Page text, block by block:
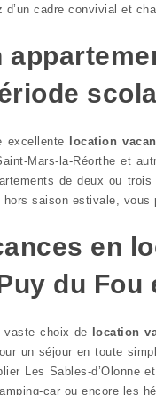
cadre convivial et
excellente location
Mars-la-Réorthe et
de deux ou
saison estivale,
en
du Fou
vaste choix de location
un séjour en toute
Les Sables-
car ou encore les